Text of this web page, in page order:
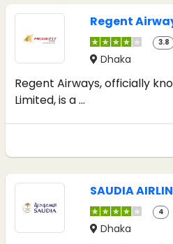
Regent
3.8
Dhaka
Regent Airways, officially
Limited, is a ...
SAUDIA
4
Dhaka